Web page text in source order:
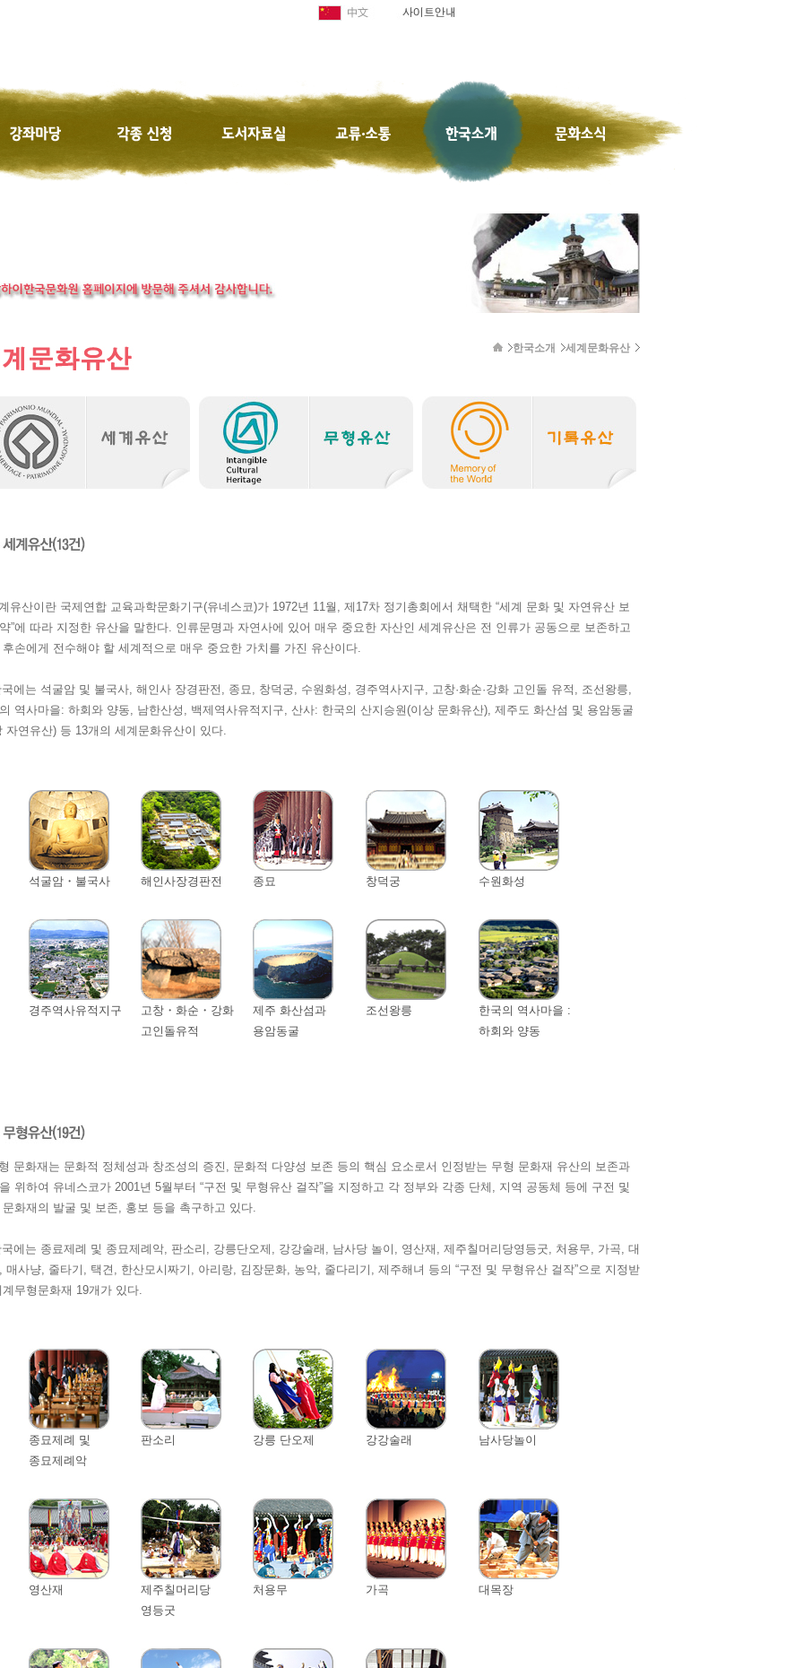
한국소개 세계문화유산
유산이란 국제연합 교육과학문화기구(유네스코)가 1972년 11월, 제17차 정기총회에서 채택한 “세계 문화 및 자연유산 보
”에 따라 지정한 유산을 말한다. 인류문명과 자연사에 있어 매우 중요한 자산인 세계유산은 전 인류가 공동으로 보존하고
후손에게 전수해야 할 세계적으로 매우 중요한 가치를 가진 유산이다.
에는 석굴암 및 불국사, 해인사 장경판전, 종묘, 창덕궁, 수원화성, 경주역사지구, 고창·화순·강화 고인돌 유적, 조선왕릉,
역사마을: 하회와 양동, 남한산성, 백제역사유적지구, 산사: 한국의 산지승원(이상 문화유산), 제주도 화산섬 및 용암동굴
자연유산) 등 13개의 세계문화유산이 있다.
석굴암・불국사 해인사장경판전 종묘 창덕궁 수원화성
경주역사유적지구
고창・화순・강화
고인돌유적
제주 화산섬과
용암동굴
조선왕릉
한국의 역사마을 :
하회와 양동
문화재는 문화적 정체성과 창조성의 증진, 문화적 다양성 보존 등의 핵심 요소로서 인정받는 무형 문화재 유산의 보존과
위하여 유네스코가 2001년 5월부터 “구전 및 무형유산 걸작”을 지정하고 각 정부와 각종 단체, 지역 공동체 등에 구전 및
문화재의 발굴 및 보존, 홍보 등을 촉구하고 있다.
에는 종료제례 및 종묘제례악, 판소리, 강릉단오제, 강강술래, 남사당 놀이, 영산재, 제주칠머리당영등굿, 처용무, 가곡, 대
매사냥, 줄타기, 택견, 한산모시짜기, 아리랑, 김장문화, 농악, 줄다리기, 제주해녀 등의 “구전 및 무형유산 걸작”으로 지정받
계무형문화재 19개가 있다.
종묘제례 및
종묘제례악
판소리 강릉 단오제 강강술래 남사당놀이
영산재
제주칠머리당
영등굿
처용무 가곡 대목장